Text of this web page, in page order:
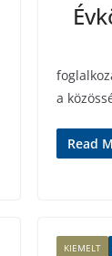
a
Read
KIEMELT